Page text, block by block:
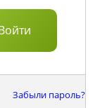
Забыли пароль?